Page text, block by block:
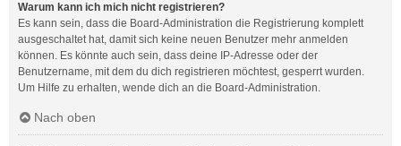
Warum kann ich mich nicht registrieren?
Es kann sein, dass die Board-Administration die Registrierung komplett
ausgeschaltet hat, damit sich keine neuen Benutzer mehr anmelden
können. Es könnte auch sein, dass deine IP-Adresse oder der
Benutzername, mit dem du dich registrieren möchtest, gesperrt wurden.
Um Hilfe zu erhalten, wende dich an die Board-Administration.
Nach oben